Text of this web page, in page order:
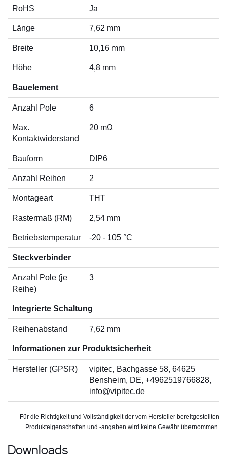
RoHS Ja
Länge 7,62 mm
Breite 10,16 mm
Höhe 4,8 mm
Bauelement
Anzahl Pole 6
Max.
Kontaktwiderstand
20 mΩ
Bauform DIP6
Anzahl Reihen 2
Montageart THT
Rastermaß (RM) 2,54 mm
Betriebstemperatur -20 - 105 °C
Steckverbinder
Anzahl Pole (je
Reihe)
3
Integrierte Schaltung
Reihenabstand 7,62 mm
Informationen zur Produktsicherheit
Hersteller (GPSR)
vipitec, Bachgasse 58, 64625
Bensheim, DE, +4962519766828,
info@vipitec.de
Für die Richtigkeit und Vollständigkeit der vom Hersteller bereitgestellten
Produkteigenschaften und -angaben wird keine Gewähr übernommen.
Downloads